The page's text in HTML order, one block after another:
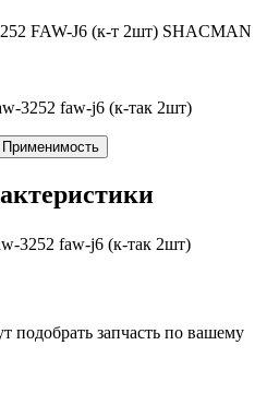
FAW-J6 (к-т 2шт) SHACMAN
3252 faw-j6 (к-так 2шт)
Применимость
3252 faw-j6 (к-так 2шт)
подобрать запчасть по вашему